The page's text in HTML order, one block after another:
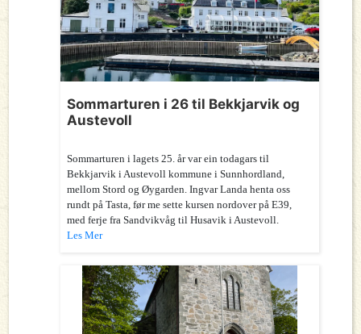
Sommarturen i 26 til Bekkjarvik og
Austevoll
Sommarturen i lagets 25. år var ein todagars til
Bekkjarvik i Austevoll kommune i Sunnhordland,
mellom Stord og Øygarden. Ingvar Landa henta oss
rundt på Tasta, før me sette kursen nordover på E39,
med ferje fra Sandvikvåg til Husavik i Austevoll.
Les Mer